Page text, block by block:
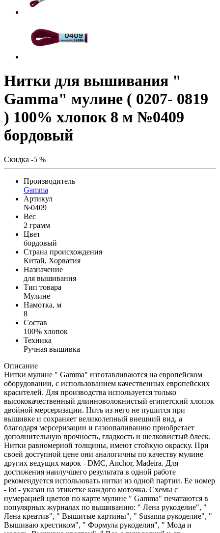
Нитки для вышивания "
Gamma" мулине ( 0207- 0819
) 100% хлопок 8 м №0409
бордовый
Скидка -5 %
Производитель
Gamma
Артикул
№0409
Вес
2 грамм
Цвет
бордовый
Страна происхождения
Китай, Хорватия
Назначение
для вышивания
Тип товара
Мулине
Намотка, м
8
Состав
100% хлопок
Техника
Ручная вышивка
Описание
Нитки мулине " Gamma" изготавливаются на европейском
оборудовании, с использованием качественных европейских
красителей. Для производства используется только
высококачественный длинноволокнистый египетский хлопок
двойной мерсеризации. Нить из него не пушится при
вышивке и сохраняет великолепный внешний вид, а
благодаря мерсеризации и газоопаливанию приобретает
дополнительную прочность, гладкость и шелковистый блеск.
Нитки равномерной толщины, имеют стойкую окраску. При
своей доступной цене они аналогичны по качеству мулине
других ведущих марок - DMC, Anchor, Madeira. Для
достижения наилучшего результата в одной работе
рекомендуется использовать нитки из одной партии. Ее номер
- lot - указан на этикетке каждого моточка. Схемы с
нумерацией цветов по карте мулине " Gamma" печатаются в
популярных журналах по вышиванию: " Лена рукоделие", "
Лена креатив", " Вышитые картины", " Susanna рукоделие", "
Вышиваю крестиком", " Формула рукоделия", " Мода и